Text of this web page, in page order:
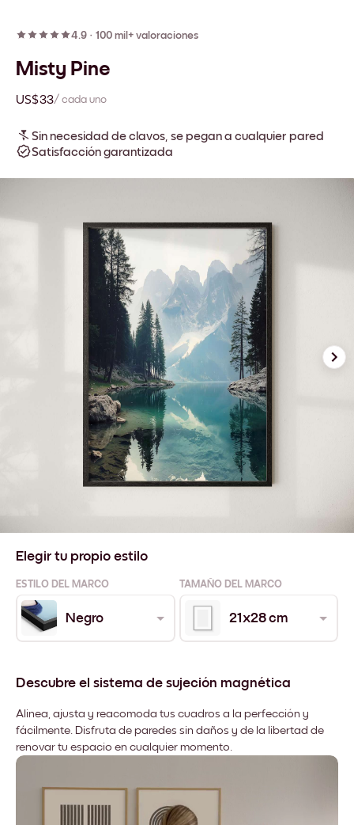
4.9 · 100 mil+ valoraciones
Misty Pine
US$33/ cada uno
Sin necesidad de clavos, se pegan a cualquier pared
Satisfacción garantizada
Elegir tu propio estilo
ESTILO DEL MARCO TAMAÑO DEL MARCO
Negro 21x28 cm
Descubre el sistema de sujeción magnética
Alinea, ajusta y reacomoda tus cuadros a la perfección y
fácilmente. Disfruta de paredes sin daños y de la libertad de
renovar tu espacio en cualquier momento.